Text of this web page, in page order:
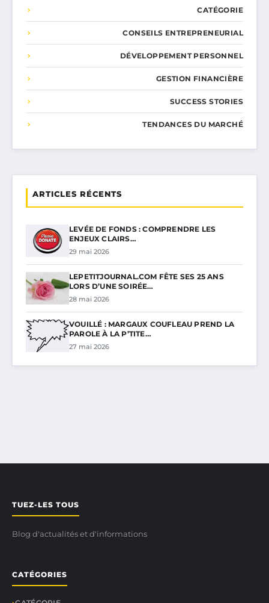
CATÉGORIE
CONSEILS ENTREPRENEURIAL
DÉVELOPPEMENT PERSONNEL
GESTION FINANCIÈRE
SUCCESS STORIES
TENDANCES DU MARCHÉ
ARTICLES RÉCENTS
LEVÉE DE FONDS : COMPRENDRE LES
ENJEUX CLAIRS…
29 mai 2026
LEPETITJOURNAL.COM FÊTE SES 25 ANS
LORS D’UNE SOIRÉE…
28 mai 2026
VOUILLÉ : MARGAUX COUFLEAU PREND LA
PAROLE À LA P’TITE…
27 mai 2026
TUEZ-LES TOUS
Blog d'actualités et d'informations
CATÉGORIES